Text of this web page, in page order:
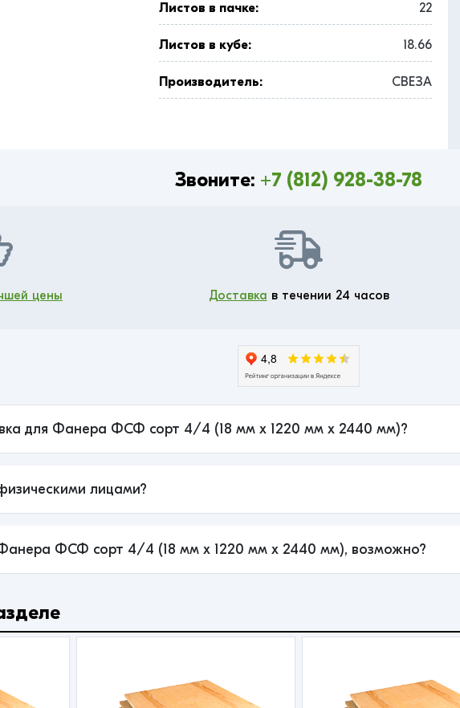
Листов в пачке: 22
Листов в кубе: 18.66
Производитель: СВЕЗА
Звоните: +7 (812) 928-38-78
цены Доставка в течении 24 часов
для Фанера ФСФ сорт 4/4 (18 мм x 1220 мм x 2440 мм)?
лицами?
Фанера ФСФ сорт 4/4 (18 мм x 1220 мм x 2440 мм), возможно?